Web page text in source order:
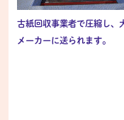
古紙回収事業者で圧縮し、
メーカーに送られます。